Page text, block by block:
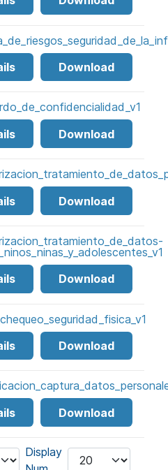
Download
Download
Download
Download
Download
Download
Display